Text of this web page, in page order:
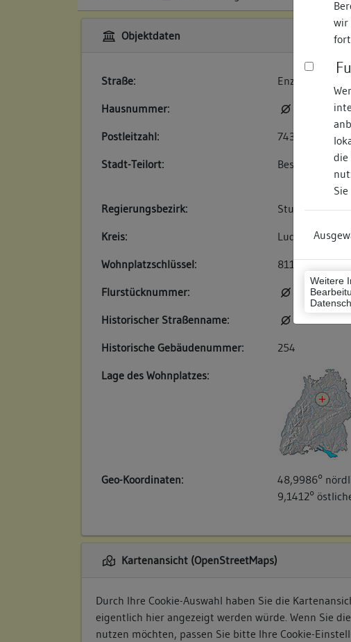
wir
die
Weitere
Objektdaten
Straße:
Enzbrücke
Hausnummer:
Postleitzahl:
74354
Stadt-Teilort:
Besigheim
Regierungsbezirk:
Stuttgart
Kreis:
Ludwigsburg
Wohnplatzschlüssel:
8118007001
Flurstücknummer:
keine
Historischer Straßenname:
keiner
Historische Gebäudenummer:
254
Lage des Wohnplatzes:
Geo-Koordinaten:
48,9986°
9,1412°
Kartenansicht (OpenStreetMaps)
Durch Ihre Cookie-Auswahl haben Sie die
eigentlich hier angezeigt werden würde. Wenn Sie
nutzen möchten, passen Sie bitte Ihre Cookie-